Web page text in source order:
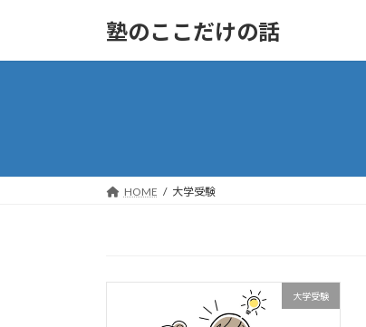
塾のここだけの話
HOME 大学受験
大学受験